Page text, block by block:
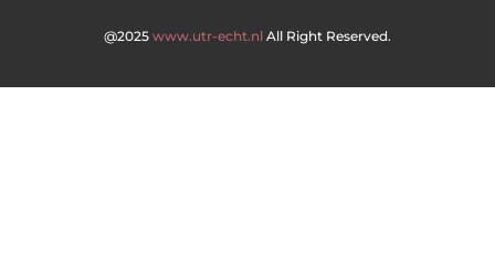
@2025 www.utr-echt.nl All Right Reserved.